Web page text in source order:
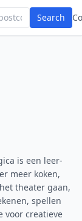
Search
is een leer-
meer koken,
theater gaan,
spellen
voor creatieve